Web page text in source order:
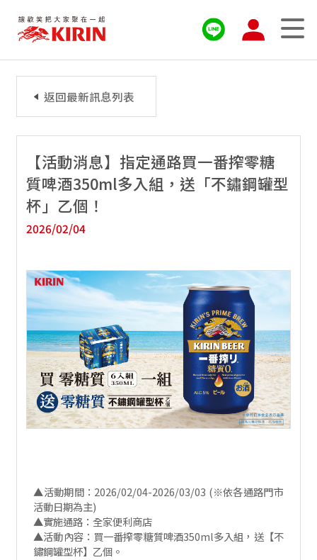
【活動消息】指定通路買一番搾零糖
質啤酒350ml多入組，送「不鏽鋼罐型
杯」乙個！
2026/02/04
▲活動期間：2026/02/04-2026/03/03 (※依各通路門市
活動日期為主)
▲實施通路：全家便利商店
▲活動內容：買一番搾零糖質啤酒350ml多入組，送【不
鏽鋼罐型杯】乙個。
返回最新訊息列表